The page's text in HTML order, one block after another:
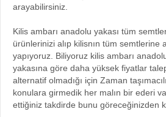
arayabilirsiniz.
Kilis ambarı anadolu yakası tüm
ürünlerinizi alıp kilisnın tüm semtlerine
yapıyoruz. Biliyoruz kilis ambarı
yakasına göre daha yüksek fiyatlar
alternatif olmadığı için Zaman
konulara girmedik her malın bir ederi
ettiğiniz takdirde bunu göreceğinizden